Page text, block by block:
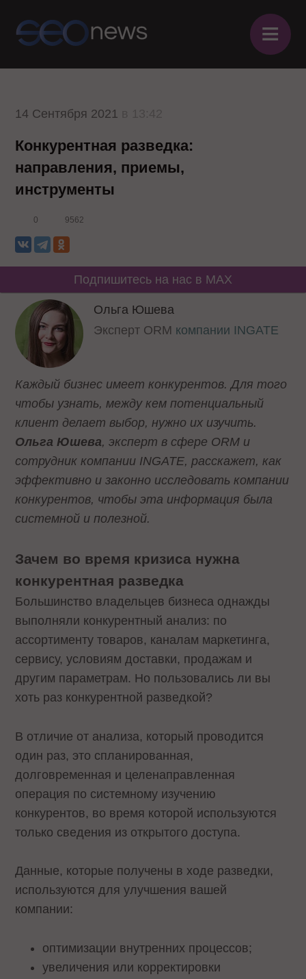
≡
14 Сентября 2021
Конкурентная разведка:
направления, приемы,
инструменты
0 9562
Подпишитесь на нас в MAX
Ольга Юшева
Эксперт ORM компании INGATE
Каждый бизнес имеет конкурентов. Для того
чтобы узнать, между кем потенциальный
клиент делает выбор, нужно их изучить.
Ольга Юшева, эксперт в сфере ORM и
сотрудник компании INGATE, расскажет, как
эффективно и законно исследовать компании
конкурентов, чтобы эта информация была
системной и полезной.
Зачем во время кризиса нужна
конкурентная разведка
Большинство владельцев бизнеса однажды
выполняли конкурентный анализ: по
ассортименту товаров, каналам маркетинга,
сервису, условиям доставки, продажам и
другим параметрам. Но пользовались ли вы
хоть раз конкурентной разведкой?
В отличие от анализа, который проводится
один раз, это спланированная,
долговременная и целенаправленная
операция по системному изучению
конкурентов, во время которой используются
только сведения из открытого доступа.
Данные, которые получены в ходе разведки,
используются для улучшения вашей
компании:
оптимизации внутренних процессов;
увеличения или корректировки